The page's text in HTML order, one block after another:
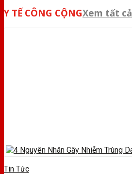
Y TẾ CÔNG CỘNGXem tất cả
Tin Tức